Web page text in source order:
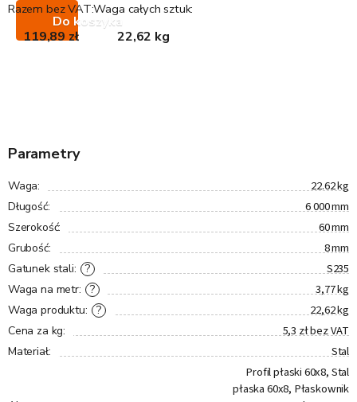
Do koszyka
Waga całych sztuk:
22,62 kg
Razem bez VAT:
119,89 zł
Parametry
Waga: 22.62 kg
Długość: 6 000 mm
Szerokość: 60 mm
Grubość: 8 mm
?
Gatunek stali: S235
?
Waga na metr: 3,77 kg
?
Waga produktu: 22,62 kg
Cena za kg: 5,3 zł bez VAT
Materiał: Stal
Profil płaski 60x8, Stal
płaska 60x8, Płaskownik